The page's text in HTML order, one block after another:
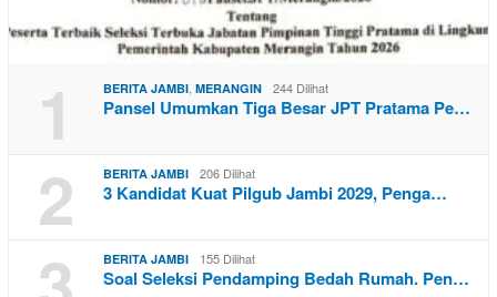
1 BERITA JAMBI MERANGIN 244 Dilihat
Pansel Umumkan Tiga Besar JPT Pratama Pe…
2 BERITA JAMBI 206 Dilihat
3 Kandidat Kuat Pilgub Jambi 2029, Penga…
BERITA JAMBI 155 Dilihat
Soal Seleksi Pendamping Bedah Rumah. Pen…